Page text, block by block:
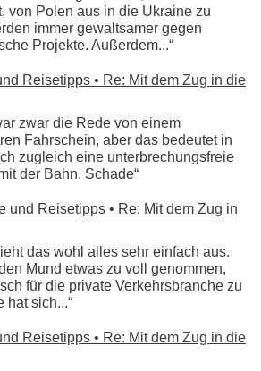
von Polen aus in die Ukraine zu
immer gewaltsamer gegen
Projekte. Außerdem...“
Reisetipps • Re: Mit dem Zug in die
zwar die Rede von einem
Fahrschein, aber das bedeutet in
zugleich eine unterbrechungsfreie
der Bahn. Schade“
und Reisetipps • Re: Mit dem Zug in
das wohl alles sehr einfach aus.
Mund etwas zu voll genommen,
für die private Verkehrsbranche zu
hat sich...“
Reisetipps • Re: Mit dem Zug in die